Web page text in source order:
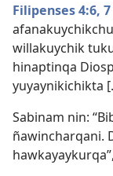
Filipenses 4:6, 7
willakuychik
hinaptinqa
yuyaynikichikta
Sabinam nin:
ñawincharqani.